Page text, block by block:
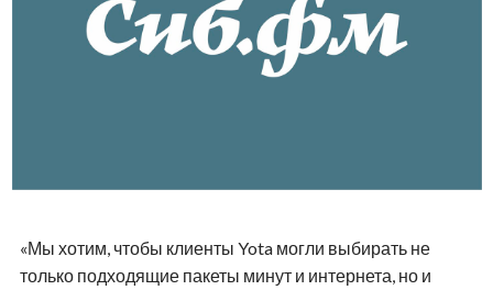
«Мы хотим, чтобы клиенты Yota могли выбирать не
только подходящие пакеты минут и интернета, но и